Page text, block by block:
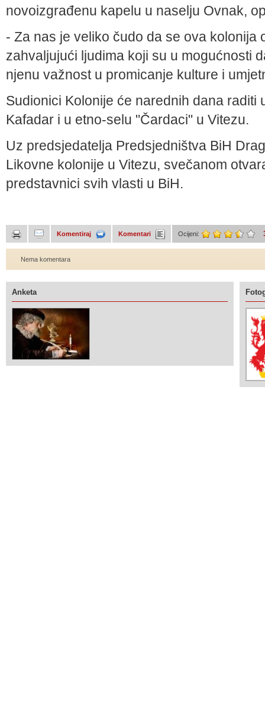
novoizgrađenu kapelu u naselju Ovnak,
- Za nas je veliko čudo da se ova kolonija
zahvaljujući ljudima koji su u mogućnosti
njenu važnost u promicanje kulture i
Sudionici Kolonije će narednih dana raditi
Kafadar i u etno-selu "Čardaci" u Vitezu.
Uz predsjedatelja Predsjedništva BiH
Likovne kolonije u Vitezu, svečanom
predstavnici svih vlasti u BiH.
Komentiraj Komentari Ocijeni:
Nema komentara
Anketa